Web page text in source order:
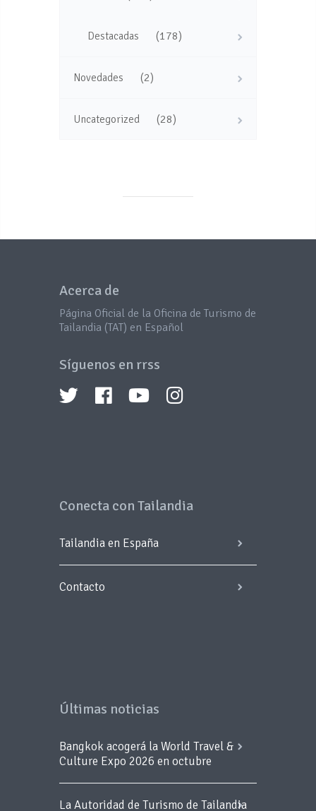
Destacadas (178)
Novedades (2)
Uncategorized (28)
Acerca de
Página Oficial de la Oficina de Turismo de
Tailandia (TAT) en Español
Síguenos en rrss
Conecta con Tailandia
Tailandia en España
Contacto
Últimas noticias
Bangkok acogerá la World Travel &
Culture Expo 2026 en octubre
La Autoridad de Turismo de Tailandia